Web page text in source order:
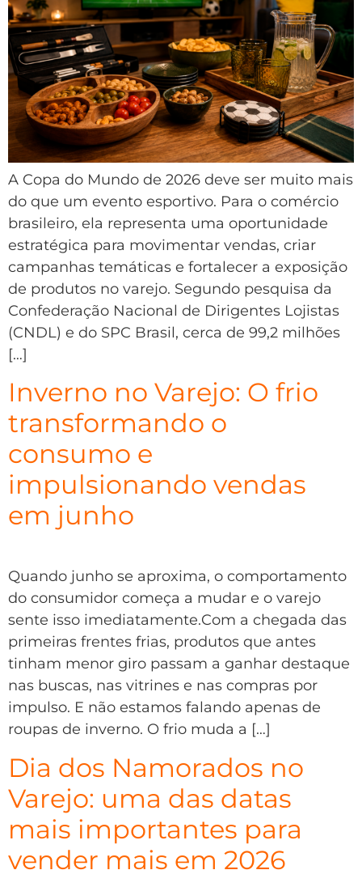
A Copa do Mundo de 2026 deve ser muito mais
do que um evento esportivo. Para o comércio
brasileiro, ela representa uma oportunidade
estratégica para movimentar vendas, criar
campanhas temáticas e fortalecer a exposição
de produtos no varejo. Segundo pesquisa da
Confederação Nacional de Dirigentes Lojistas
(CNDL) e do SPC Brasil, cerca de 99,2 milhões
[…]
Inverno no Varejo: O frio
transformando o
consumo e
impulsionando vendas
em junho
Quando junho se aproxima, o comportamento
do consumidor começa a mudar e o varejo
sente isso imediatamente.Com a chegada das
primeiras frentes frias, produtos que antes
tinham menor giro passam a ganhar destaque
nas buscas, nas vitrines e nas compras por
impulso. E não estamos falando apenas de
roupas de inverno. O frio muda a […]
Dia dos Namorados no
Varejo: uma das datas
mais importantes para
vender mais em 2026